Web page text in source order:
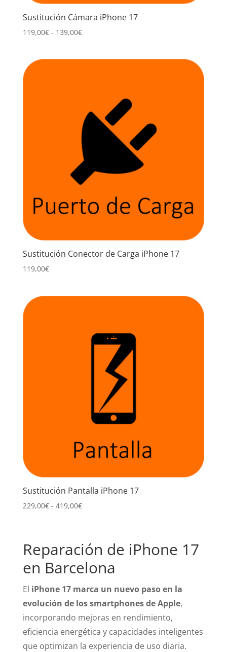
Sustitución Cámara iPhone 17
119,00€ - 139,00€Rango
Sustitución Conector de Carga iPhone 17
119,00€
Sustitución Pantalla iPhone 17
229,00€ - 419,00€Rango
229,00€
hasta
419,00€
Reparación de iPhone 17
en Barcelona
El iPhone 17 marca un nuevo paso en la
evolución de los smartphones de Apple,
incorporando mejoras en rendimiento,
eficiencia energética y capacidades inteligentes
que optimizan la experiencia de uso diaria.